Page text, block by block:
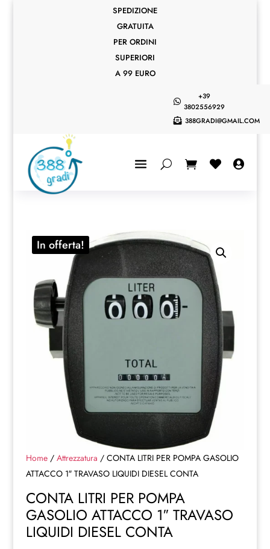
SPEDIZIONE
GRATUITA
PER ORDINI
SUPERIORI
A 99 EURO

+39
3802556929
 388GRADI@GMAIL.COM
 
In offerta!
Home/ Attrezzatura / CONTA LITRI PER POMPA GASOLIO
ATTACCO 1″ TRAVASO LIQUIDI DIESEL CONTA
CONTA LITRI PER POMPA
GASOLIO ATTACCO 1″ TRAVASO
LIQUIDI DIESEL CONTA